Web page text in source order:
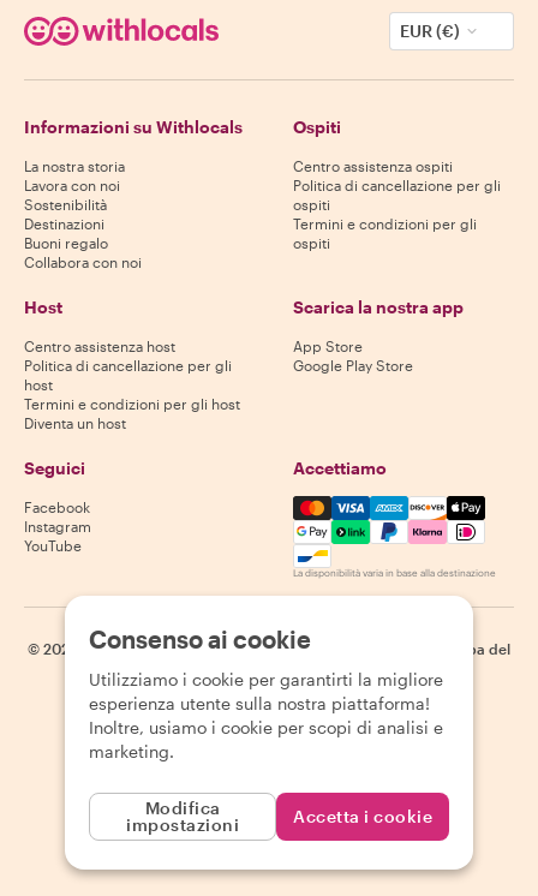
EUR (€)
Informazioni su Withlocals
La nostra storia
Lavora con noi
Sostenibilità
Destinazioni
Buoni regalo
Collabora con noi
Ospiti
Centro assistenza ospiti
Politica di cancellazione per gli
ospiti
Termini e condizioni per gli
ospiti
Host
Centro assistenza host
Politica di cancellazione per gli
host
Termini e condizioni per gli host
Diventa un host
Scarica la nostra app
App Store
Google Play Store
Seguici
Facebook
Instagram
YouTube
Accettiamo
Mastercard, Visa, Amex,
La disponibilità varia in base alla destinazione
© 2026 Withlocals.com | Informativa sulla privacy
Mappa del
Consenso ai cookie
Utilizziamo i cookie per garantirti la migliore
esperienza utente sulla nostra piattaforma!
Inoltre, usiamo i cookie per scopi di analisi e
marketing.
Modifica
impostazioni
Accetta i cookie